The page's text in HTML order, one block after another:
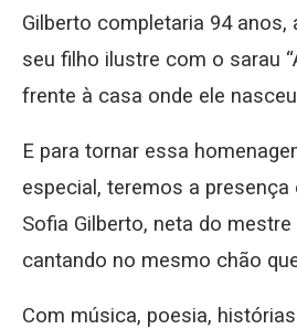
Gilberto completaria 94 anos,
seu filho ilustre com o sarau
frente à casa onde ele
E para tornar essa
especial, teremos a presença
Sofia Gilberto, neta do
cantando no mesmo chão
Com música, poesia,